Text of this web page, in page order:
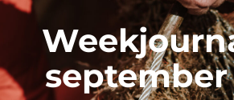
september